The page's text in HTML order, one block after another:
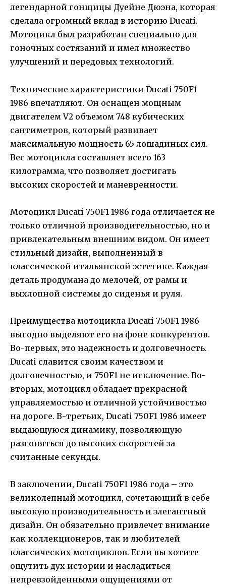
легендарной гонщицы Дуейне Дюэна, которая
сделала огромный вклад в историю Ducati.
Мотоцикл был разработан специально для
гоночных состязаний и имел множество
улучшений и передовых технологий.
Технические характеристики Ducati 750F1
1986 впечатляют. Он оснащен мощным
двигателем V2 объемом 748 кубических
сантиметров, который развивает
максимальную мощность 65 лошадиных сил.
Вес мотоцикла составляет всего 163
килограмма, что позволяет достигать
высоких скоростей и маневренности.
Мотоцикл Ducati 750F1 1986 года отличается не
только отличной производительностью, но и
привлекательным внешним видом. Он имеет
стильный дизайн, выполненный в
классической итальянской эстетике. Каждая
деталь продумана до мелочей, от рамы и
выхлопной системы до сиденья и руля.
Преимущества мотоцикла Ducati 750F1 1986
выгодно выделяют его на фоне конкурентов.
Во-первых, это надежность и долговечность.
Ducati славится своим качеством и
долговечностью, и 750F1 не исключение. Во-
вторых, мотоцикл обладает прекрасной
управляемостью и отличной устойчивостью
на дороге. В-третьих, Ducati 750F1 1986 имеет
выдающуюся динамику, позволяющую
разгоняться до высоких скоростей за
считанные секунды.
В заключении, Ducati 750F1 1986 года – это
великолепный мотоцикл, сочетающий в себе
высокую производительность и элегантный
дизайн. Он обязательно привлечет внимание
как коллекционеров, так и любителей
классических мотоциклов. Если вы хотите
ощутить дух истории и насладиться
непревзойденными ощущениями от